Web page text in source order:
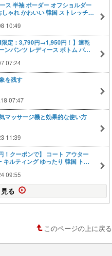
ス 半袖 ボーダー オフショルダー
ゃれ かわいい 韓国 ストレッチ
フィット フェミニン スリム 着痩
ャツ プルオーバー 白黒 S M L XL
め
10:49
定：3,790円→1,950円！】速乾
ンパンツ レディース ボトム パン
バレルレッグ 春 夏 秋 冬 低身長
クーンパンツ】
07:24
を残す
07:47
マッサージ機と効果的な使い方
11:39
！クーポンで】 コート アウター
キルティング ゆったり 韓国 トレ
ート丈 ミディ丈 アイボリー 黒
秋冬 冬【 キルティングジャケッ
09:55
る
このページの上に戻る